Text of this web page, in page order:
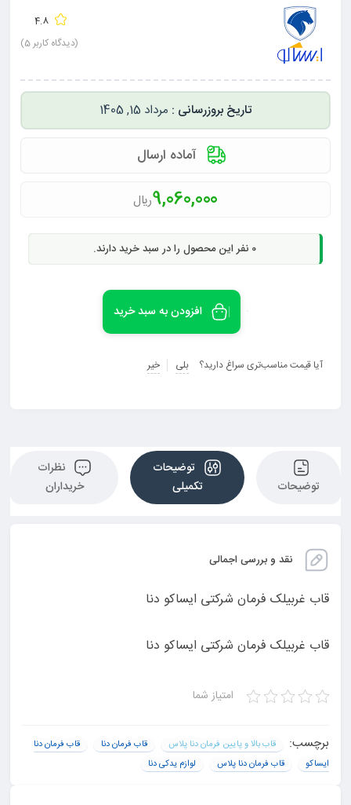
4.8
(دیدگاه کاربر5
)
مرداد 15, 1405
آماده ارسال
9,060,000ریال
0 نفر این محصول را در سبد خرید دارند.
افزودن به سبد خرید
آیا قیمت مناسب‌تری سراغ دارید؟ بلی خیر
توضیحات
توضیحات
تکمیلی
نظرات
خریداران
نقد و بررسی اجمالی
قاب غربیلک فرمان شرکتی ایساکو دنا
قاب غربیلک فرمان شرکتی ایساکو دنا
امتیاز شما
برچسب: قاب بالا و پایین فرمان دنا پلاس قاب فرمان دنا
قاب فرمان دنا
ایساکو
قاب فرمان دنا پلاس لوازم یدکی دنا